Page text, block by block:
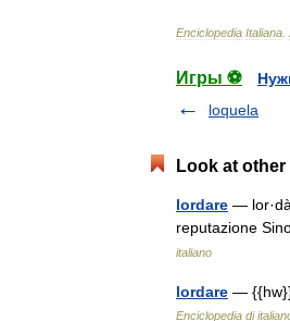
Enciclopedia Italiana
Игры ⚽
loquela
Look at
lordare —
reputazione
italiano
lordare —
Enciclopedia di